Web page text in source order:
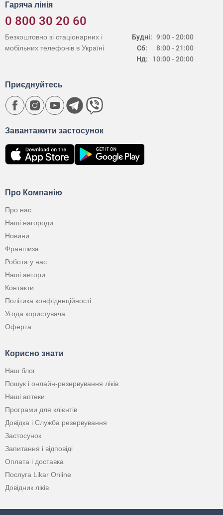
Гаряча лінія
0 800 30 20 60
Будні:
Сб:
Нд:
9:00 - 20:00
8:00 - 21:00
10:00 - 20:00
Безкоштовно зі стаціонарних і
мобільних телефонів в Україні
Про Компанію
Про нас
Наші нагороди
Новини
Франшиза
Робота у нас
Наші автори
Контакти
Політика конфіденційності
Угода користувача
Оферта
Корисно знати
Наш блог
Пошук і онлайн-резервування ліків
Наші аптеки
Програми для клієнтів
Довідка і Служба резервування
Застосунок
Запитання і відповіді
Оплата і доставка
Послуга Likar Online
Довідник ліків
Завантажити застосунок
Приєднуйтесь